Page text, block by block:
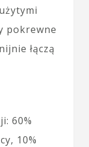
pokrewne
łączą
60%
10%